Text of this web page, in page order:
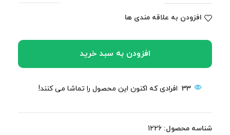
افزودن به علاقه مندی ها
افزودن به سبد خرید
33 افرادی که اکنون این محصول را تماشا می کنند!
شناسه محصول: 1226